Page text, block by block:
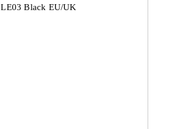
LE03 Black EU/UK